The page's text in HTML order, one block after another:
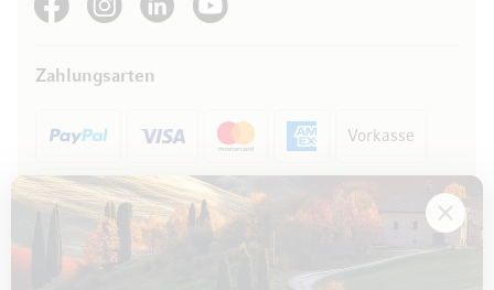
Zahlungsarten
Vorkasse
Rechnung